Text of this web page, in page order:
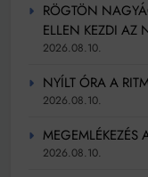
RÖGTÖN
ELLEN KEZDI AZ
2026.08.10.
NYÍLT ÓRA A
2026.08.10.
MEGEMLÉKEZÉS
2026.08.10.